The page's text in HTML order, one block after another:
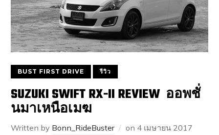
BUST FIRST DRIVE รีวิว
SUZUKI SWIFT RX-II REVIEW ออพชั่
นมาเหนือเมฆ
Written by Bonn_RideBuster on 4 เมษายน 2017